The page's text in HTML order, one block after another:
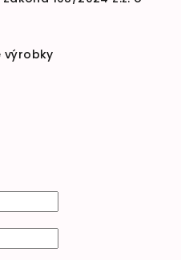
výrobky